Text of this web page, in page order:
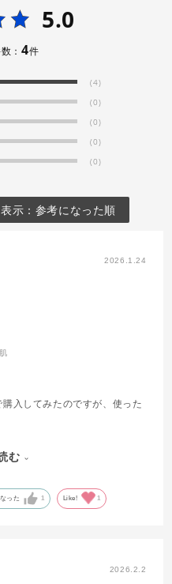
5.0
： 4件
(4)
(0)
(0)
(0)
(0)
表示：参考になった順
2026.1.24
入してみたのですが、使った
みも出なくて大丈夫でした！
む
った 1 Like! 1
2026.2.2